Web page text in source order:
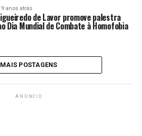
9 anos atrás
de Lavor promove palestra
Dia Mundial de Combate à Homofobia
MAIS POSTAGENS
ANÚNCIO